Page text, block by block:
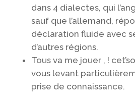
dans 4 dialectes, qui
sauf que l’allemand,
déclaration fluide avec
d’autres régions.
Tous va me jouer , !
vous levant
prise de connaissance.